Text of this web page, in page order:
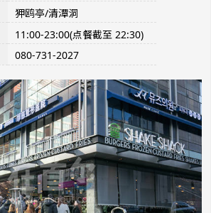
狎鸥亭/清潭洞
11:00-23:00(点餐截至 22:30)
080-731-2027